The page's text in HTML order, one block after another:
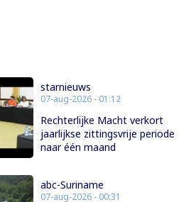
starnieuws
07-aug-2026 - 01:12
Rechterlijke Macht verkort
jaarlijkse zittingsvrije periode
naar één maand
abc-Suriname
07-aug-2026 - 00:31